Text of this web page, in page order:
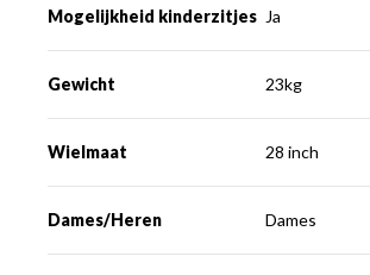
Mogelijkheid kinderzitjes Ja
Gewicht 23kg
Wielmaat 28 inch
Dames/Heren Dames